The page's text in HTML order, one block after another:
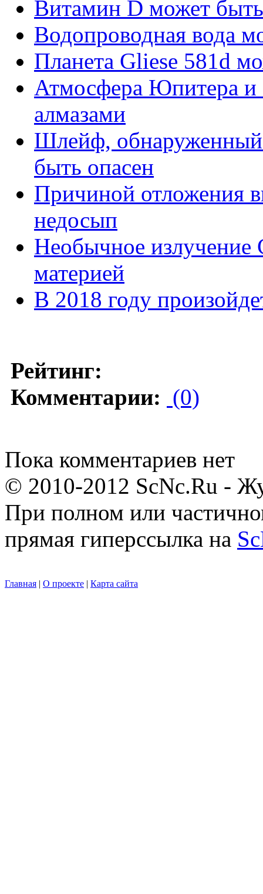
Витамин D может быть
Водопроводная вода
Планета Gliese 581d
Атмосфера Юпитера и
алмазами
Шлейф, обнаруженный
быть опасен
Причиной отложения
недосып
Необычное
материей
В 2018 году
Рейтинг:
Комментарии: (0)
Пока комментариев нет
© 2010-2012 ScNc.Ru -
При полном или
прямая гиперссылка на
Главная | О проекте | Карта сайта